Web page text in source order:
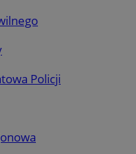
Policji